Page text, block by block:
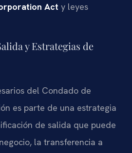
Act y leyes
y Estrategias de
del Condado de
es parte de una estrategia
de salida que puede
la transferencia a